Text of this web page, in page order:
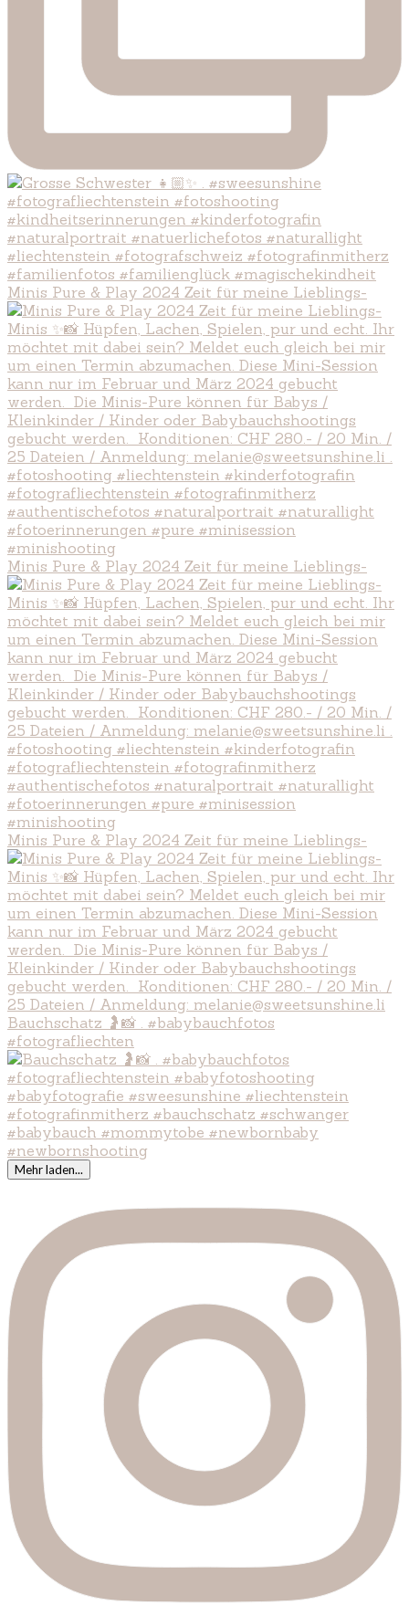
Minis Pure & Play 2024 Zeit für meine Lieblings-
Minis Pure & Play 2024 Zeit für meine Lieblings-
Minis Pure & Play 2024 Zeit für meine Lieblings-
Bauchschatz 🤰📸 . #babybauchfotos
#fotografliechten
Mehr laden...